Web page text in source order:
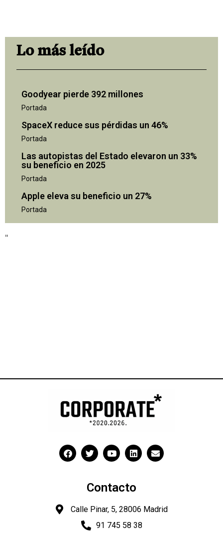
Lo más leído
Goodyear pierde 392 millones
Portada
SpaceX reduce sus pérdidas un 46%
Portada
Las autopistas del Estado elevaron un 33%
su beneficio en 2025
Portada
Apple eleva su beneficio un 27%
Portada
"
Contacto
Calle Pinar, 5, 28006 Madrid
91 745 58 38